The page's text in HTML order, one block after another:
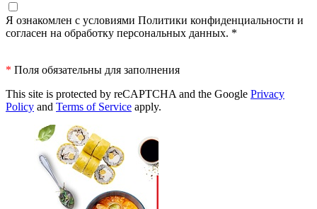
Я ознакомлен с условиями Политики конфиденциальности и
согласен на обработку персональных данных. *
* Поля обязательны для заполнения
This site is protected by reCAPTCHA and the Google Privacy
Policy and Terms of Service apply.